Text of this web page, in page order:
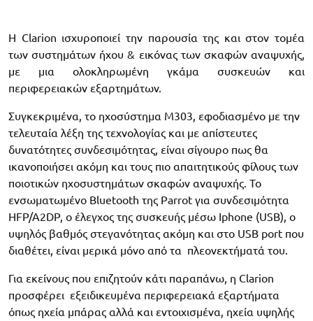
Η Clarion ισχυροποιεί την παρουσία της και στον τομέα
των συστημάτων ήχου & εικόνας των σκαφών αναψυχής,
με μια ολοκληρωμένη γκάμα συσκευών και
περιφερειακών εξαρτημάτων.
Συγκεκριμένα, το ηχοσύστημα Μ303, εφοδιασμένο με την
τελευταία λέξη της τεχνολογίας και με απίστευτες
δυνατότητες συνδεσιμότητας, είναι σίγουρο πως θα
ικανοποιήσει ακόμη και τους πιο απαιτητικούς φίλους των
ποιοτικών ηχοσυστημάτων σκαφών αναψυχής. Το
ενσωματωμένο Bluetooth της Parrot για συνδεσιμότητα
HFP/A2DP, o έλεγχος της συσκευής μέσω Iphone (USB), o
υψηλός βαθμός στεγανότητας ακόμη και στο USB port που
διαθέτει, είναι μερικά μόνο από τα πλεονεκτήματά του.
Για εκείνους που επιζητούν κάτι παραπάνω, η Clarion
προσφέρει εξειδικευμένα περιφερειακά εξαρτήματα
όπως ηχεία μπάρας αλλά και εντοιχισμένα, ηχεία υψηλής